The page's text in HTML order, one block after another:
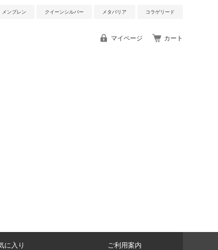
メンブレン クイーンシルバー メタバリア コラゲリード
マイページ カート
に入り ご利用案内